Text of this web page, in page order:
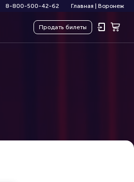
8-800-500-42-62 Главная Воронеж
Продать билеты